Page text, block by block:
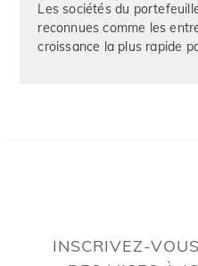
Les sociétés du
reconnues comme les
croissance la plus rapide
INSCRIVEZ-